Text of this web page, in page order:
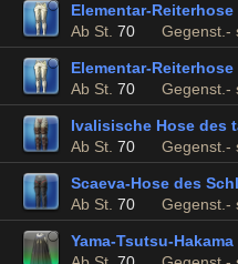
Elementar-
Ab St. 70 Gegenst.-
Elementar-
Ab St. 70 Gegenst.-
Ivalisische Hose des
Ab St. 70 Gegenst.-
Scaeva-Hose des
Ab St. 70 Gegenst.-
Yama-Tsutsu-